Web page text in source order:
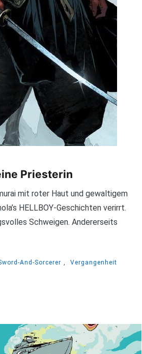
Priesterin
mit roter Haut und gewaltigem
HELLBOY-Geschichten verirrt.
Schweigen. Andererseits
And-Sorcerer ,
Vergangenheit